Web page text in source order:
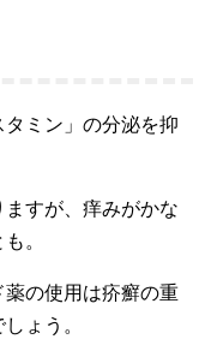
ミン」の分泌を抑
すが、痒みがかな
。
の使用は疥癬の重
ょう。